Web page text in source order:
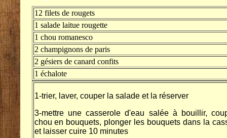
12 filets de rougets
1 salade laitue rougette
1 chou romanesco
2 champignons de paris
2 gésiers de canard confits
1 échalote
1-trier, laver, couper la salade et la réserver
3-mettre une casserole d'eau salée à bouillir,
chou en bouquets, plonger les bouquets dans la
et laisser cuire 10 minutes